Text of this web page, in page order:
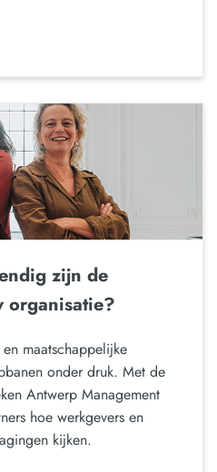
zijn de
organisatie?
maatschappelijke
onder druk. Met de
Antwerp Management
hoe werkgevers en
kijken.